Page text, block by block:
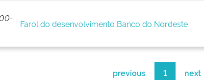
Farol do desenvolvimento Banco do Nordeste
previous 1 next